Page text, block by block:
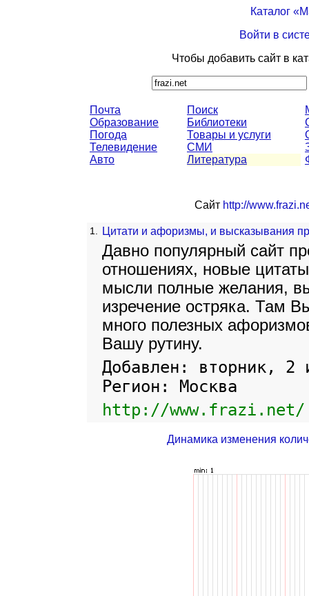
Каталог
Войти в
Чтобы добавить сайт в
Почта
Образование
Погода
Телевидение
Авто
Поиск
Библиотеки
Товары и услуги
СМИ
Литература
Сайт http://
1. Цитати и афоризмы, и высказывания
Давно популярный сайт
отношениях, новые
мысли полные желания,
изречение остряка. Там
много полезных
Вашу рутину.
Добавлен: вторник, 2
Регион: Москва
http://www.frazi.net/
Динамика изменения